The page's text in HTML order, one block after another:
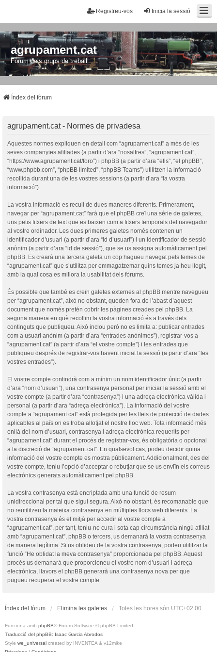
Inicia la sessió
Registreu-vos
agrupament.cat
Fòrum dels grups de treball
Índex del fòrum
agrupament.cat - Normes de privadesa
Aquestes normes expliquen en detall com “agrupament.cat” a més de les
seves companyies afiliades (a partir d’ara “nosaltres”, “agrupament.cat”,
“https://www.agrupament.cat/foro”) i phpBB (a partir d’ara “ells”, “el phpBB”,
“www.phpbb.com”, “phpBB limited”, “phpBB Teams”) utilitzen la informació
recollida durant una de les vostres sessions (a partir d’ara “la vostra
informació”).
La vostra informació es recull de dues maneres diferents. Primerament,
navegar per “agrupament.cat” farà que el phpBB creï una sèrie de galetes,
uns petis fitxers de text que es baixen com a fitxers temporals del navegador
al vostre ordinador. Les dues primeres galetes només contenen un
identificador d’usuari (a partir d’ara “id d’usuari”) i un identificador de sessió
anònim (a partir d’ara “id de sessió”), que se us assigna automàticament pel
phpBB. Es crearà una tercera galeta un cop hagueu navegat pels temes de
“agrupament.cat” que s’utilitza per emmagatzemar quins temes ja heu llegit,
amb la qual cosa es millora la usabilitat dels fòrums.
És possible que també es creïn galetes externes al phpBB mentre navegueu
per “agrupament.cat”, això no obstant, queden fora de l’abast d’aquest
document que només pretén cobrir les pàgines creades pel phpBB. La
segona manera en què recollim la vostra informació és a través dels
continguts que publiqueu. Això inclou però no es limita a: publicar entrades
com a usuari anònim (a partir d’ara “entrades anònimes”), registrar-vos a
“agrupament.cat” (a partir d’ara “el vostre compte”) i les entrades que
publiqueu després de registrar-vos havent iniciat la sessió (a partir d’ara “les
vostres entrades”).
El vostre compte contindrà com a mínim un nom identificador únic (a partir
d’ara “nom d’usuari”), una contrasenya personal per iniciar la sessió amb el
vostre compte (a partir d’ara “contrasenya”) i una adreça electrònica vàlida i
personal (a partir d’ara “adreça electrònica”). La informació del vostre
compte a “agrupament.cat” està protegida per les lleis de protecció de dades
aplicables al país on es troba allotjat el nostre lloc web. Tota informació més
enllà del nom d’usuari, contrasenya i adreça electrònica requerits per
“agrupament.cat” durant el procés de registrar-vos, és obligatòria o opcional
a la discreció de “agrupament.cat”. En qualsevol cas, podeu decidir quina
informació del vostre compte es mostra públicament. Addicionalment, des del
vostre compte, teniu l’opció d’acceptar o rebutjar que se us enviïn els correus
electrònics generats automàticament pel phpBB.
La vostra contrasenya està encriptada amb una funció de resum
unidireccional per tal que sigui segura. Això no obstant, és recomanable que
no reutilitzeu la mateixa contrasenya en múltiples llocs web diferents. La
vostra contrasenya és el mitjà per accedir al vostre compte a
“agrupament.cat”, per tant, teniu-ne cura i sota cap circumstància ningú afiliat
amb “agrupament.cat”, phpBB o tercers, us demanarà la vostra contrasenya
de manera legítima. Si us oblideu de la vostra contrasenya, podeu utilitzar la
funció “He oblidat la meva contrasenya” proporcionada pel phpBB. Aquest
procés us demanarà que proporcioneu el vostre nom d’usuari i adreça
electrònica, llavors el phpBB generarà una contrasenya nova per que
pugueu recuperar el vostre compte.
Índex del fòrum Elimina les galetes Totes les hores són UTC+02:00
Funciona amb phpBB® Forum Software © phpBB Limited
Traducció del phpBB: Isaac Garcia Abrodos
Style we_universal created by INVENTEA & v12mike